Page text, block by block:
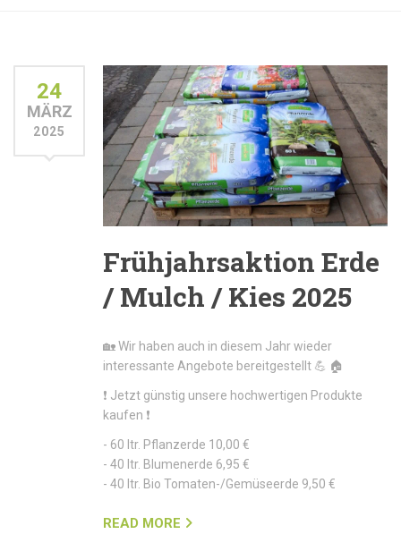
24
MÄRZ
2025
Frühjahrsaktion Erde
/ Mulch / Kies 2025
🏡 Wir haben auch in diesem Jahr wieder
interessante Angebote bereitgestellt 💪 🏠
❗ Jetzt günstig unsere hochwertigen Produkte
kaufen ❗
- 60 ltr. Pflanzerde 10,00 €
- 40 ltr. Blumenerde 6,95 €
- 40 ltr. Bio Tomaten-/Gemüseerde 9,50 €
READ MORE